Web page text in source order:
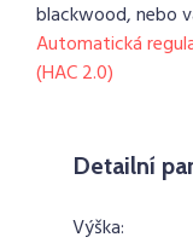
blackwood, nebo
Automatická
(HAC 2.0)
Detailní
Výška: